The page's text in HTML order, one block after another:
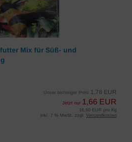
Mix für Süß- und
Unser bisheriger Preis 1,78 EUR
Jetzt nur 1,66 EUR
16,60 EUR pro Kg
inkl. 7 % MwSt. zzgl. Versandkosten